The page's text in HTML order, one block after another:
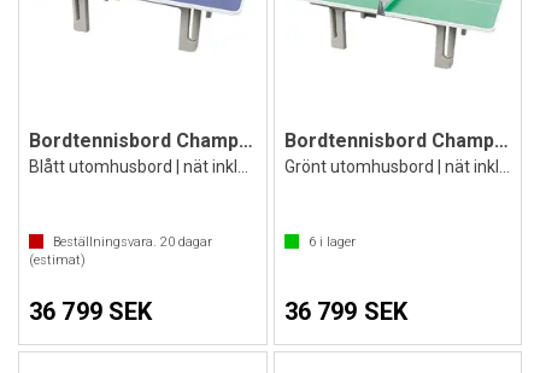
Bordtennisbord Champion rundade kanter
Beställningsvara. 20 dagar
(estimat)
36 799 SEK
Bordtennisbord Champion rundade kanter
6i lager
36 799 SEK